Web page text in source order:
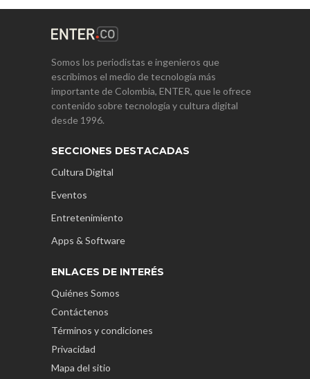
Somos los periodistas e ingenieros que
escribimos el medio de tecnología más
importante de Colombia, ENTER, que le ofrece
contenido sobre tecnología y cultura digital
desde 1996.
SECCIONES DESTACADAS
Cultura Digital
Eventos
Entretenimiento
Apps & Software
ENLACES DE INTERÉS
Quiénes Somos
Contáctenos
Términos y condiciones
Privacidad
Mapa del sitio